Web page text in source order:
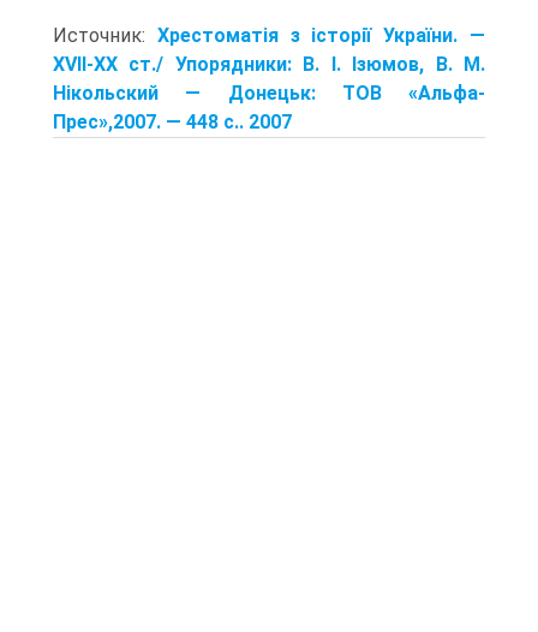
Источник: Хрестоматія з історії України. —
XVII-XX ст./ Упорядники: В. І. Ізюмов, В. М.
Нікольский — Донецьк: TOB «Альфа-
Прес»,2007. — 448 с.. 2007